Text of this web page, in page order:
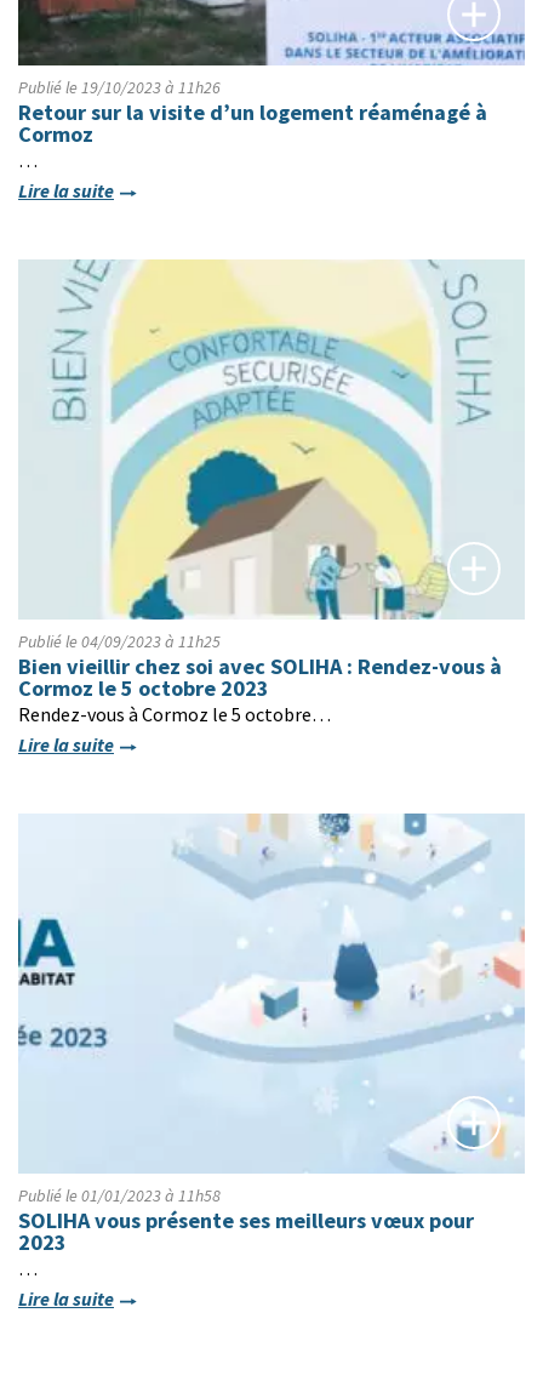
Publié le 19/10/2023 à 11h26
Retour sur la visite d’un logement réaménagé à
Cormoz
…
Lire la suite
Publié le 04/09/2023 à 11h25
Bien vieillir chez soi avec SOLIHA : Rendez-vous à
Cormoz le 5 octobre 2023
Rendez-vous à Cormoz le 5 octobre…
Lire la suite
Publié le 01/01/2023 à 11h58
SOLIHA vous présente ses meilleurs vœux pour
2023
…
Lire la suite